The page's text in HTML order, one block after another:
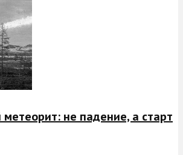
метеорит: не падение, а старт